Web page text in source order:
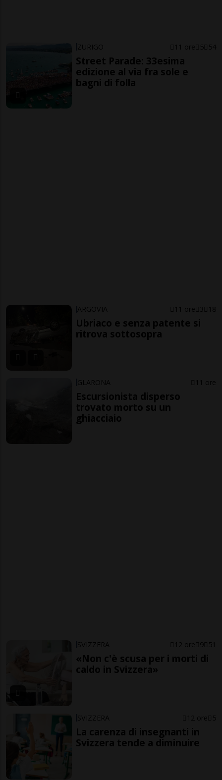
ZURIGO 11 ore 5 54
Street Parade: 33esima
edizione al via fra sole e
bagni di folla
ARGOVIA 11 ore 3 18
Ubriaco e senza patente si
ritrova sottosopra
GLARONA 11 ore
Escursionista disperso
trovato morto su un
ghiacciaio
SVIZZERA 12 ore 9 51
«Non c'è scusa per i morti di
caldo in Svizzera»
SVIZZERA 12 ore 5
La carenza di insegnanti in
Svizzera tende a diminuire